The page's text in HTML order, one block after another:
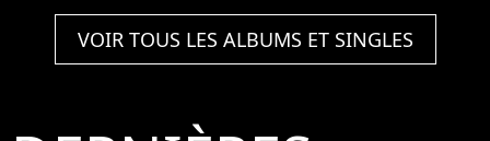
- Single
VOIR TOUS LES ALBUMS ET SINGLES